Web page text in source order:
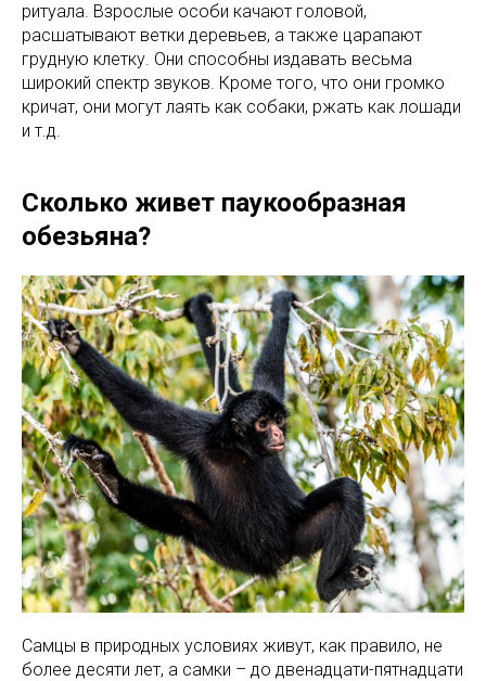
ритуала. Взрослые особи качают головой,
расшатывают ветки деревьев, а также царапают
грудную клетку. Они способны издавать весьма
широкий спектр звуков. Кроме того, что они громко
кричат, они могут лаять как собаки, ржать как лошади
и т.д.
Сколько живет паукообразная
обезьяна?
Самцы в природных условиях живут, как правило, не
более десяти лет, а самки – до двенадцати-пятнадцати